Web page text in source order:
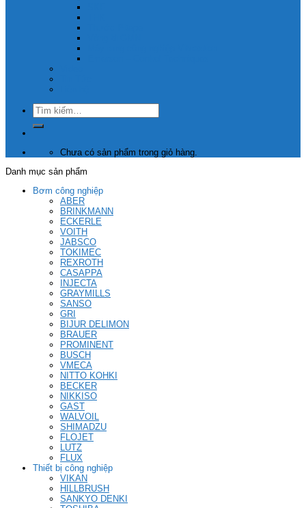
Tìm
kiếm:
Chưa có sản phẩm trong giỏ hàng.
Danh mục sản phẩm
Bơm công nghiệp
ABER
BRINKMANN
ECKERLE
VOITH
JABSCO
TOKIMEC
REXROTH
CASAPPA
INJECTA
GRAYMILLS
SANSO
GRI
BIJUR DELIMON
BRAUER
PROMINENT
BUSCH
VMECA
NITTO KOHKI
BECKER
NIKKISO
GAST
WALVOIL
SHIMADZU
FLOJET
LUTZ
FLUX
Thiết bị công nghiệp
VIKAN
HILLBRUSH
SANKYO DENKI